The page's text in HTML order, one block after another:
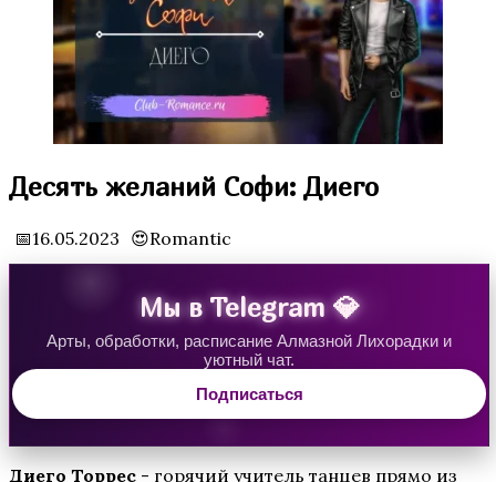
Водяная Лилия
Аверрис: Дитя Разлома
Десять желаний Софи: Диего
📅16.05.2023 😍Romantic
Мы в Telegram 💎
Арты, обработки, расписание Алмазной Лихорадки и
уютный чат.
Подписаться
Диего Торрес - горячий учитель танцев прямо из